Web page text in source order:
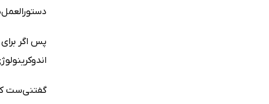
پس اگر
اندوکرینولوژی ویلیامز 2020 - جلد اول
گفتنی‌ست